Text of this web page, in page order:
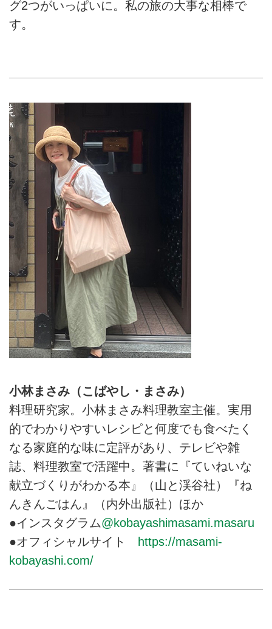
グ2つがいっぱいに。私の旅の大事な相棒で
す。
小林まさみ（こばやし・まさみ）
料理研究家。小林まさみ料理教室主催。実用
的でわかりやすいレシピと何度でも食べたく
なる家庭的な味に定評があり、テレビや雑
誌、料理教室で活躍中。著書に『ていねいな
献立づくりがわかる本』（山と渓谷社）『ね
んきんごはん』（内外出版社）ほか
●インスタグラム@kobayashimasami.masaru
●オフィシャルサイト
https://masami-
kobayashi.com/